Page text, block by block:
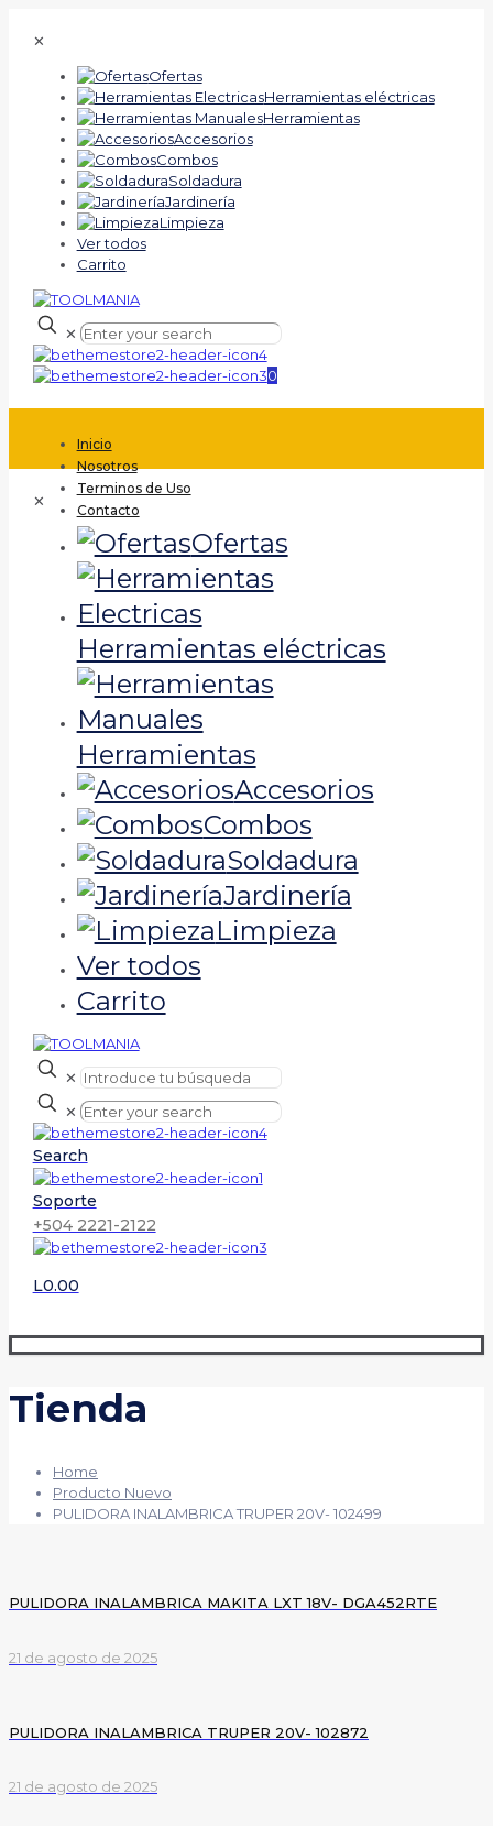
✕
Ofertas
Herramientas eléctricas
Herramientas
Accesorios
Combos
Soldadura
Jardinería
Limpieza
Ver todos
Carrito
✕
0
Inicio
Nosotros
Terminos de Uso
Contacto
✕
Ofertas
Herramientas eléctricas
Herramientas
Accesorios
Combos
Soldadura
Jardinería
Limpieza
Ver todos
Carrito
✕
✕
Search
Soporte
+504 2221-2122
L0.00
Tienda
Home
Producto Nuevo
PULIDORA INALAMBRICA TRUPER 20V- 102499
PULIDORA INALAMBRICA MAKITA LXT 18V- DGA452RTE
21 de agosto de 2025
PULIDORA INALAMBRICA TRUPER 20V- 102872
21 de agosto de 2025